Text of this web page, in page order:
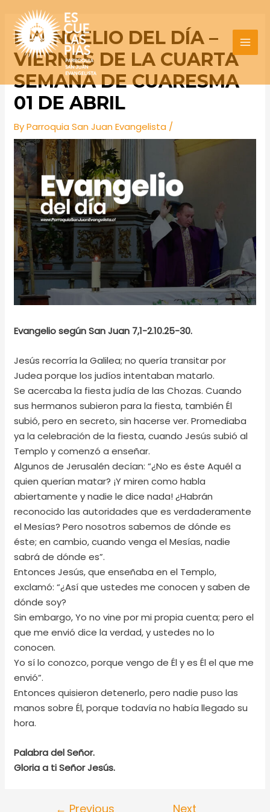
content
EVANGELIO DEL DÍA –
VIERNES DE LA CUARTA
SEMANA DE CUARESMA
01 DE ABRIL
ByParroquia San Juan Evangelista /
Evangelio según San Juan 7,1-2.10.25-30.
Jesús recorría la Galilea; no quería transitar por
Judea porque los judíos intentaban matarlo.
Se acercaba la fiesta judía de las Chozas. Cuando
sus hermanos subieron para la fiesta, también Él
subió, pero en secreto, sin hacerse ver. Promediaba
ya la celebración de la fiesta, cuando Jesús subió al
Templo y comenzó a enseñar.
Algunos de Jerusalén decían: “¿No es éste Aquél a
quien querían matar? ¡Y miren como habla
abiertamente y nadie le dice nada! ¿Habrán
reconocido las autoridades que es verdaderamente
el Mesías? Pero nosotros sabemos de dónde es
éste; en cambio, cuando venga el Mesías, nadie
sabrá de dónde es”.
Entonces Jesús, que enseñaba en el Templo,
exclamó: “¿Así que ustedes me conocen y saben de
dónde soy?
Sin embargo, Yo no vine por mi propia cuenta; pero el
que me envió dice la verdad, y ustedes no lo
conocen.
Yo sí lo conozco, porque vengo de Él y es Él el que me
envió”.
Entonces quisieron detenerlo, pero nadie puso las
manos sobre Él, porque todavía no había llegado su
hora.
Palabra del Señor.
Gloria a ti Señor Jesús.
Post
navigation
← Previous Next